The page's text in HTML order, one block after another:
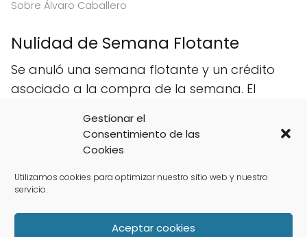
Gestionar el
Consentimiento de las
Cookies
Utilizamos cookies para optimizar nuestro sitio web y nuestro
servicio.
Aceptar cookies
Sobre Álvaro Caballero
Nulidad de Semana Flotante
Se anuló una semana flotante y un crédito
asociado a la compra de la semana. El
ni apartamento.
Belén González